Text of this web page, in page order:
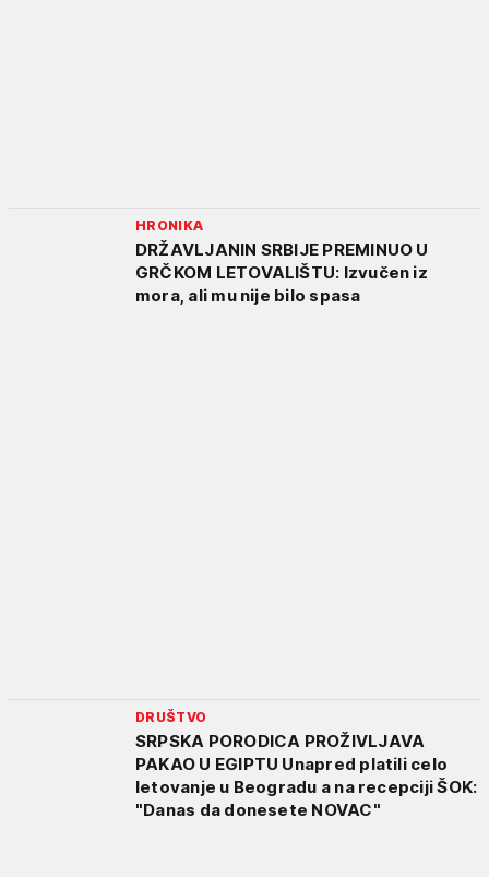
HRONIKA
DRŽAVLJANIN SRBIJE PREMINUO U
GRČKOM LETOVALIŠTU: Izvučen iz
mora, ali mu nije bilo spasa
DRUŠTVO
SRPSKA PORODICA PROŽIVLJAVA
PAKAO U EGIPTU Unapred platili celo
letovanje u Beogradu a na recepciji ŠOK:
"Danas da donesete NOVAC"